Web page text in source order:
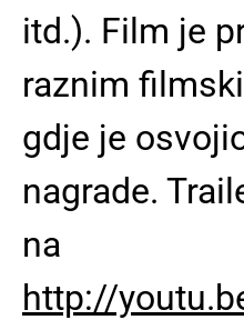
itd.). Film je
raznim
gdje je
nagrade.
na
http://